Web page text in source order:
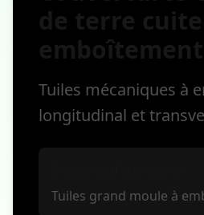
Tuiles mécaniques à
longitudinal et
Tuiles grand moule à